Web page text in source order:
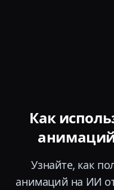
Как
Узнайте, как
анимаций на ИИ